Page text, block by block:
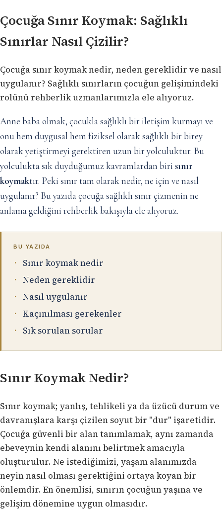
Çocuğa Sınır Koymak: Sağlıklı
Sınırlar Nasıl Çizilir?
Çocuğa sınır koymak nedir, neden gereklidir ve nasıl
uygulanır? Sağlıklı sınırların çocuğun gelişimindeki
rolünü rehberlik uzmanlarımızla ele alıyoruz.
Anne baba olmak, çocukla sağlıklı bir iletişim kurmayı ve
onu hem duygusal hem fiziksel olarak sağlıklı bir birey
olarak yetiştirmeyi gerektiren uzun bir yolculuktur. Bu
yolculukta sık duyduğumuz kavramlardan biri sınır
koymaktır. Peki sınır tam olarak nedir, ne için ve nasıl
uygulanır? Bu yazıda çocuğa sağlıklı sınır çizmenin ne
anlama geldiğini rehberlik bakışıyla ele alıyoruz.
BU YAZIDA
Sınır koymak nedir
Neden gereklidir
Nasıl uygulanır
Kaçınılması gerekenler
Sık sorulan sorular
Sınır Koymak Nedir?
Sınır koymak; yanlış, tehlikeli ya da üzücü durum ve
davranışlara karşı çizilen soyut bir "dur" işaretidir.
Çocuğa güvenli bir alan tanımlamak, aynı zamanda
ebeveynin kendi alanını belirtmek amacıyla
oluşturulur. Ne istediğimizi, yaşam alanımızda
neyin nasıl olması gerektiğini ortaya koyan bir
önlemdir. En önemlisi, sınırın çocuğun yaşına ve
gelişim dönemine uygun olmasıdır.